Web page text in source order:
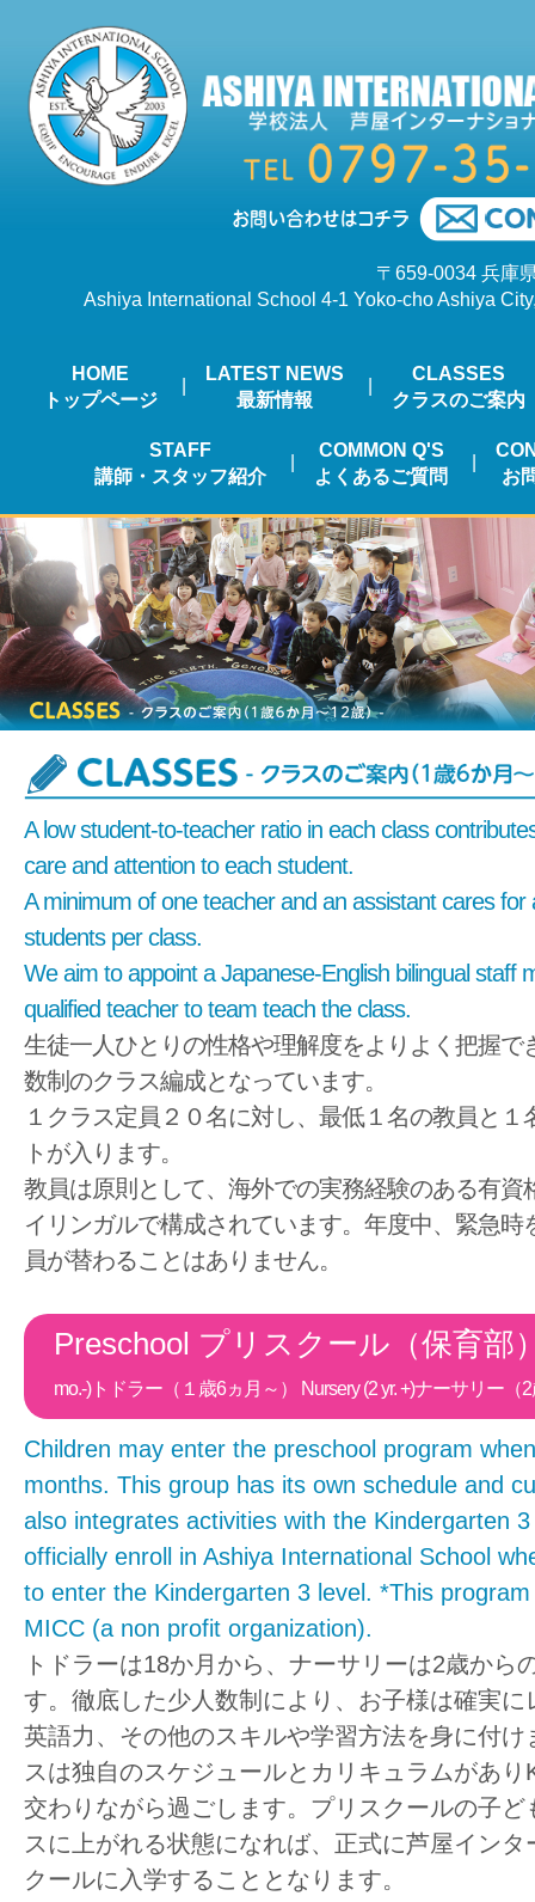
〒659-0034 兵庫
Ashiya International School 4-1 Yoko-cho Ashiya
HOME
トップページ
LATEST NEWS
最新情報
CLASSES
クラスのご案内
STAFF
講師・スタッフ紹介
COMMON Q'S
よくあるご質問
お
A low student-to-teacher ratio in each class
care and attention to each student.
A minimum of one teacher and an assistant cares for
students per class.
We aim to appoint a Japanese-English bilingual staff
qualified teacher to team teach the class.
生徒一人ひとりの性格や理解度をよりよく把握で
数制のクラス編成となっています。
１クラス定員２０名に対し、最低１名の教員と１
トが入ります。
教員は原則として、海外での実務経験のある有資
イリンガルで構成されています。年度中、緊急時
員が替わることはありません。
Preschool プリスクール（保育部
mo.-)トドラー（１歳6ヵ月～） Nursery (2 yr. +)ナーサリー（
Children may enter the preschool program
months. This group has its own schedule and
also integrates activities with the Kindergarten
officially enroll in Ashiya International School
to enter the Kindergarten 3 level. *This
MICC (a non profit organization).
トドラーは18か月から、ナーサリーは2歳から
す。徹底した少人数制により、お子様は確実に
英語力、その他のスキルや学習方法を身に付け
スは独自のスケジュールとカリキュラムがあり
交わりながら過ごします。プリスクールの子ど
スに上がれる状態になれば、正式に芦屋インタ
クールに入学することとなります。